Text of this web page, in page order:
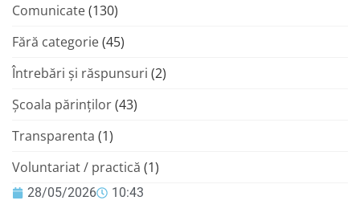
28/05/2026 10:43
Comunicate(130)
Fără categorie(45)
Întrebări și răspunsuri (2)
Şcoala părinţilor(43)
Transparenta (1)
Voluntariat / practică (1)